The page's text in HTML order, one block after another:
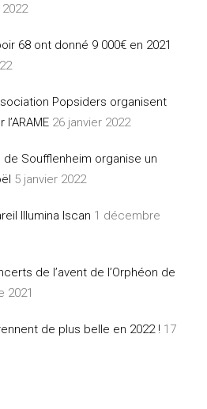
68 ont donné 9 000€ en 2021
Popsiders organisent
26 janvier 2022
de Soufflenheim organise un
5 janvier 2022
Illumina Iscan 1 décembre
de l’avent de l’Orphéon de
2021
de plus belle en 2022 ! 17